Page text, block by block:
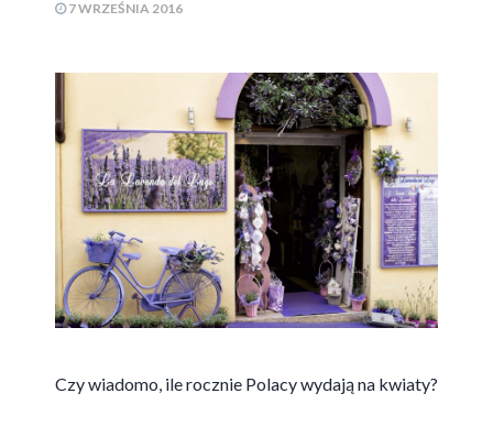
7 WRZEŚNIA 2016
Czy wiadomo, ile rocznie Polacy wydają na kwiaty?